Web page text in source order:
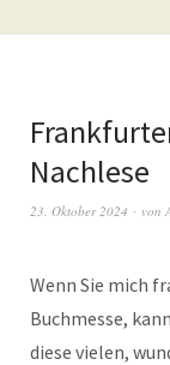
Nachlese
23. Oktober 2024 von
Wenn Sie mich
Buchmesse,
diese vielen,